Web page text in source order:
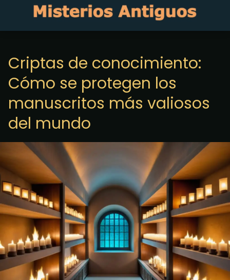
Criptas de conocimiento:
Cómo se protegen los
manuscritos más valiosos
del mundo